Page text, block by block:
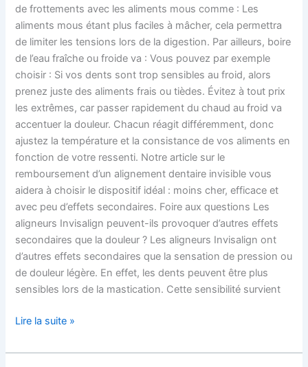
de frottements avec les aliments mous comme : Les
aliments mous étant plus faciles à mâcher, cela permettra
de limiter les tensions lors de la digestion. Par ailleurs, boire
de l’eau fraîche ou froide va : Vous pouvez par exemple
choisir : Si vos dents sont trop sensibles au froid, alors
prenez juste des aliments frais ou tièdes. Évitez à tout prix
les extrêmes, car passer rapidement du chaud au froid va
accentuer la douleur. Chacun réagit différemment, donc
ajustez la température et la consistance de vos aliments en
fonction de votre ressenti. Notre article sur le
remboursement d’un alignement dentaire invisible vous
aidera à choisir le dispositif idéal : moins cher, efficace et
avec peu d’effets secondaires. Foire aux questions Les
aligneurs Invisalign peuvent-ils provoquer d’autres effets
secondaires que la douleur ? Les aligneurs Invisalign ont
d’autres effets secondaires que la sensation de pression ou
de douleur légère. En effet, les dents peuvent être plus
sensibles lors de la mastication. Cette sensibilité survient
Lire la suite »